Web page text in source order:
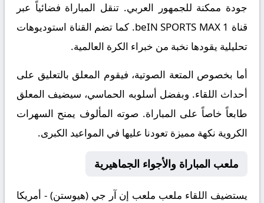
جودة ممكنة للجمهور العربي. تنقل المباراة فضائياً عبر
قناة beIN SPORTS MAX 1. كما تضم القناة استوديوهات
تحليلية يقودها نخبة من خبراء الكرة العالمية.
أما بخصوص المتعة الصوتية، فيقوم المعلق بالتعليق على
أحداث اللقاء. وبفضل أسلوبه الحماسي، سيضيف المعلق
طابعاً خاصاً على المباراة. صوته المألوف يمنح السهرات
الكروية نكهة مميزة تعودنا عليها في المواعيد الكبرى.
ملعب المباراة والأجواء الجماهيرية
يستضيف اللقاء ملعب ملعب إن آر جي (هيوستن) - أمريكا